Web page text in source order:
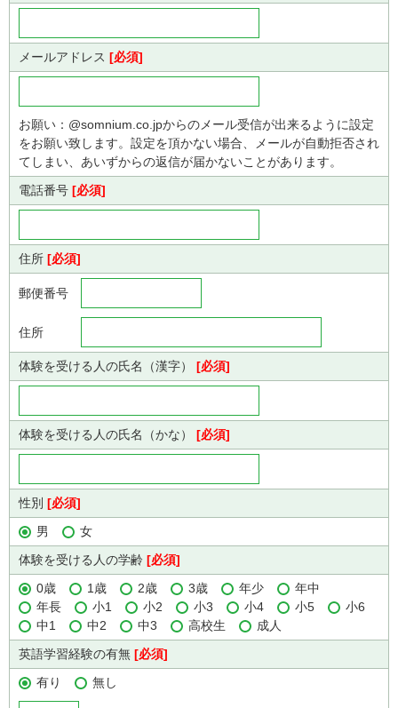
メールアドレス [必須]
お願い：@somnium.co.jpからのメール受信が出来るように設定
をお願い致します。設定を頂かない場合、メールが自動拒否され
てしまい、あいずからの返信が届かないことがあります。
電話番号 [必須]
住所 [必須]
郵便番号
住所
体験を受ける人の氏名（漢字） [必須]
体験を受ける人の氏名（かな） [必須]
性別 [必須]
男
女
体験を受ける人の学齢 [必須]
0歳
1歳 2歳 3歳 年少
年中
年長
小1 小2 小3 小4 小5
小6
中1
中2 中3 高校生
成人
英語学習経験の有無 [必須]
有り
無し